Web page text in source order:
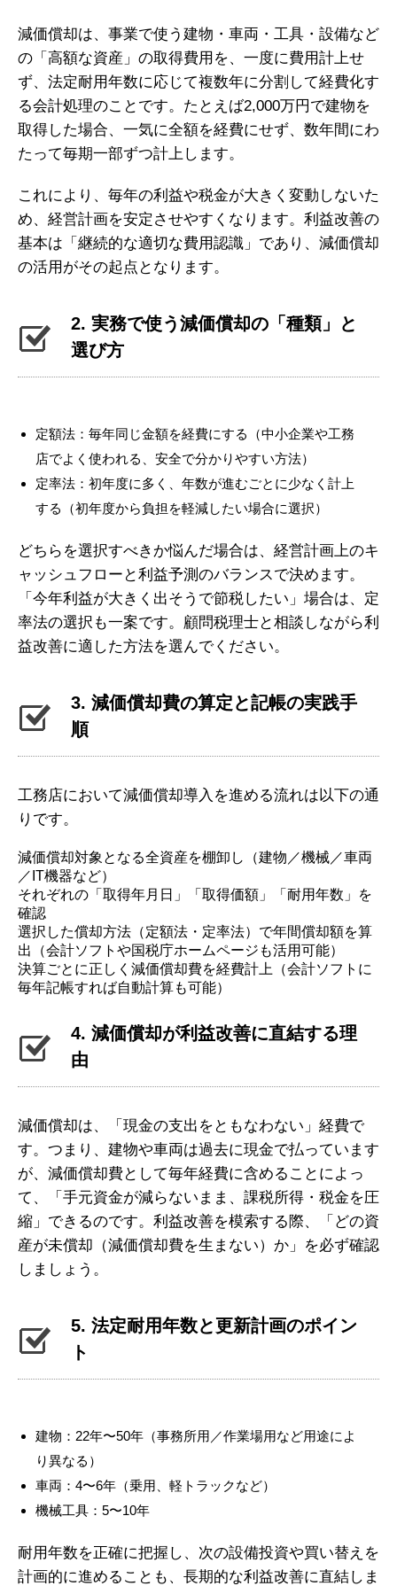
減価償却は、事業で使う建物・車両・工具・設備など
の「高額な資産」の取得費用を、一度に費用計上せ
ず、法定耐用年数に応じて複数年に分割して経費化す
る会計処理のことです。たとえば2,000万円で建物を
取得した場合、一気に全額を経費にせず、数年間にわ
たって毎期一部ずつ計上します。
これにより、毎年の利益や税金が大きく変動しないた
め、経営計画を安定させやすくなります。利益改善の
基本は「継続的な適切な費用認識」であり、減価償却
の活用がその起点となります。
2. 実務で使う減価償却の「種類」と
選び方
定額法：毎年同じ金額を経費にする（中小企業や工務
店でよく使われる、安全で分かりやすい方法）
定率法：初年度に多く、年数が進むごとに少なく計上
する（初年度から負担を軽減したい場合に選択）
どちらを選択すべきか悩んだ場合は、経営計画上のキ
ャッシュフローと利益予測のバランスで決めます。
「今年利益が大きく出そうで節税したい」場合は、定
率法の選択も一案です。顧問税理士と相談しながら利
益改善に適した方法を選んでください。
3. 減価償却費の算定と記帳の実践手
順
工務店において減価償却導入を進める流れは以下の通
りです。
減価償却対象となる全資産を棚卸し（建物／機械／車両
／IT機器など）
それぞれの「取得年月日」「取得価額」「耐用年数」を
確認
選択した償却方法（定額法・定率法）で年間償却額を算
出（会計ソフトや国税庁ホームページも活用可能）
決算ごとに正しく減価償却費を経費計上（会計ソフトに
毎年記帳すれば自動計算も可能）
4. 減価償却が利益改善に直結する理
由
減価償却は、「現金の支出をともなわない」経費で
す。つまり、建物や車両は過去に現金で払っています
が、減価償却費として毎年経費に含めることによっ
て、「手元資金が減らないまま、課税所得・税金を圧
縮」できるのです。利益改善を模索する際、「どの資
産が未償却（減価償却費を生まない）か」を必ず確認
しましょう。
5. 法定耐用年数と更新計画のポイン
ト
建物：22年〜50年（事務所用／作業場用など用途によ
り異なる）
車両：4〜6年（乗用、軽トラックなど）
機械工具：5〜10年
耐用年数を正確に把握し、次の設備投資や買い替えを
計画的に進めることも、長期的な利益改善に直結しま